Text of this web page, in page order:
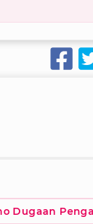
Dugaan